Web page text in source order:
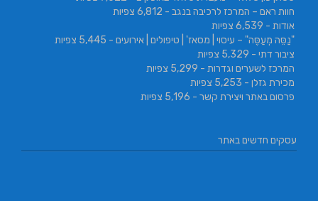
חוות ראם – המרכז לרכיבה בנגב - 6,812 צפיות
אודות - 6,539 צפיות
"נַסֵּה מְעַסֶּה" – עיסוי | מסאז' | טיפולים | אירועים - 5,445 צפיות
ציבור דתי - 5,329 צפיות
המרכז לשערים וגדרות - 5,299 צפיות
מכירת גזלן - 5,253 צפיות
פרסום באתר ויצירת קשר - 5,196 צפיות
עסקים חדשים באתר